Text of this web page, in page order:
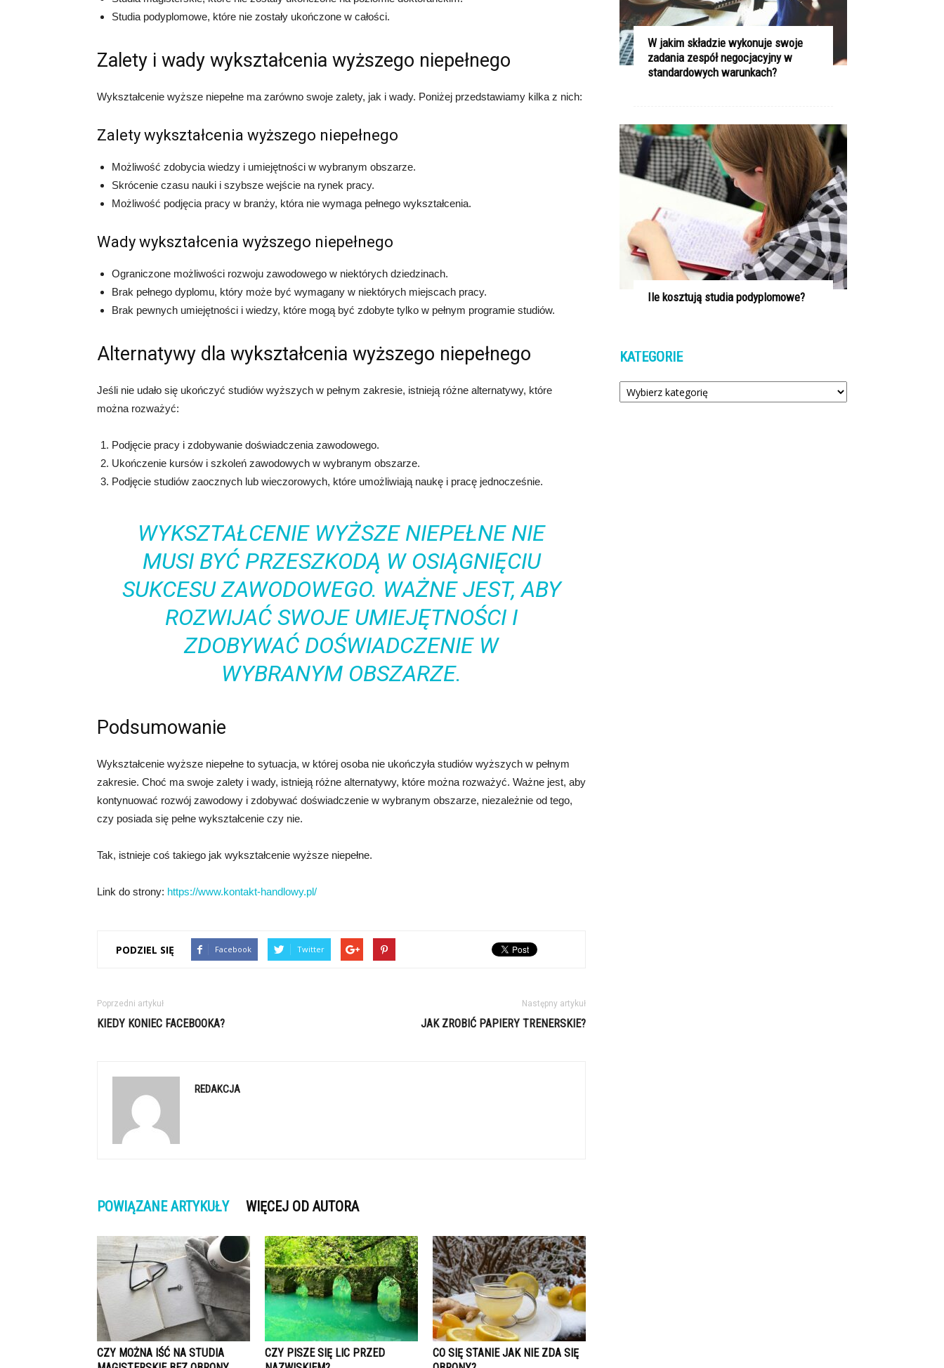
Studia podyplomowe, które nie zostały ukończone w całości.
Zalety i wady wykształcenia wyższego niepełnego
Wykształcenie wyższe niepełne ma zarówno swoje zalety, jak i wady. Poniżej przedstawiamy kilka z nich:
Zalety wykształcenia wyższego niepełnego
Możliwość zdobycia wiedzy i umiejętności w wybranym obszarze.
Skrócenie czasu nauki i szybsze wejście na rynek pracy.
Możliwość podjęcia pracy w branży, która nie wymaga pełnego wykształcenia.
Wady wykształcenia wyższego niepełnego
Ograniczone możliwości rozwoju zawodowego w niektórych dziedzinach.
Brak pełnego dyplomu, który może być wymagany w niektórych miejscach pracy.
Brak pewnych umiejętności i wiedzy, które mogą być zdobyte tylko w pełnym programie studiów.
Alternatywy dla wykształcenia wyższego niepełnego
Jeśli nie udało się ukończyć studiów wyższych w pełnym zakresie, istnieją różne alternatywy, które
można rozważyć:
Podjęcie pracy i zdobywanie doświadczenia zawodowego.
Ukończenie kursów i szkoleń zawodowych w wybranym obszarze.
Podjęcie studiów zaocznych lub wieczorowych, które umożliwiają naukę i pracę jednocześnie.
WYKSZTAŁCENIE WYŻSZE NIEPEŁNE NIE
MUSI BYĆ PRZESZKODĄ W OSIĄGNIĘCIU
SUKCESU ZAWODOWEGO. WAŻNE JEST, ABY
ROZWIJAĆ SWOJE UMIEJĘTNOŚCI I
ZDOBYWAĆ DOŚWIADCZENIE W
WYBRANYM OBSZARZE.
Podsumowanie
Wykształcenie wyższe niepełne to sytuacja, w której osoba nie ukończyła studiów wyższych w pełnym
zakresie. Choć ma swoje zalety i wady, istnieją różne alternatywy, które można rozważyć. Ważne jest, aby
kontynuować rozwój zawodowy i zdobywać doświadczenie w wybranym obszarze, niezależnie od tego,
czy posiada się pełne wykształcenie czy nie.
Tak, istnieje coś takiego jak wykształcenie wyższe niepełne.
Link do strony: https://www.kontakt-handlowy.pl/
PODZIEL SIĘ Facebook Twitter
Poprzedni artykuł
KIEDY KONIEC FACEBOOKA?
Następny artykuł
JAK ZROBIĆ PAPIERY TRENERSKIE?
REDAKCJA
POWIĄZANE ARTYKUŁY WIĘCEJ OD AUTORA
CZY MOŻNA IŚĆ NA STUDIA
CZY PISZE SIĘ LIC PRZED
CO SIĘ STANIE JAK NIE ZDA SIĘ
W jakim składzie wykonuje swoje
zadania zespół negocjacyjny w
standardowych warunkach?
Ile kosztują studia podyplomowe?
KATEGORIE
Kategorie